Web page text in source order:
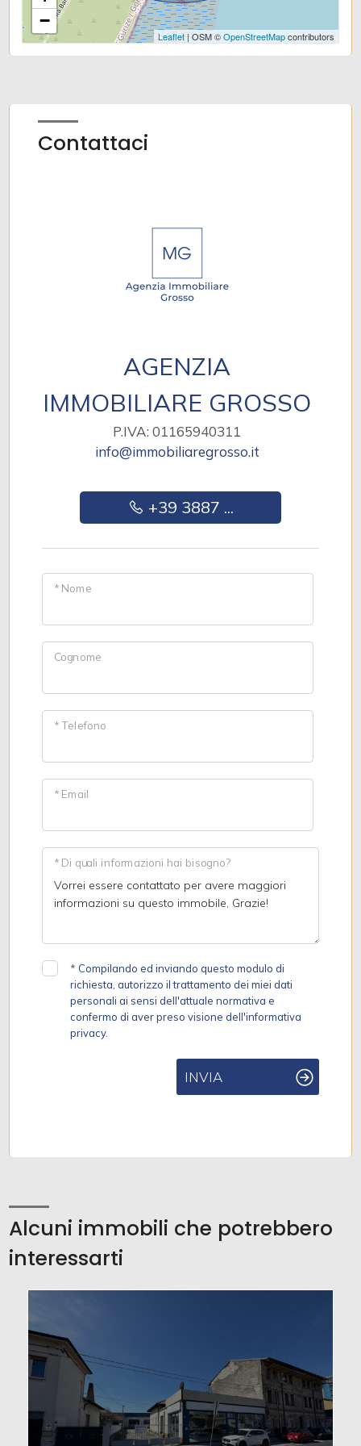
−
Leaflet| OSM ©OpenStreetMapcontributors
Contattaci
AGENZIA
IMMOBILIARE GROSSO
P.IVA: 01165940311
info@immobiliaregrosso.it
+39 3887 ...
* Nome
Cognome
* Telefono
* Email
* Di quali informazioni hai bisogno?
* Compilando ed inviando questo modulo di
richiesta, autorizzo il trattamento dei miei dati
personali ai sensi dell'attuale normativa e
confermo di aver preso visione dell'informativa
privacy.
INVIA
Alcuni immobili che potrebbero
interessarti